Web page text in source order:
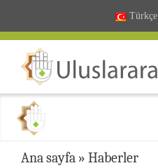
Türkçe
Ana sayfa » Haberler